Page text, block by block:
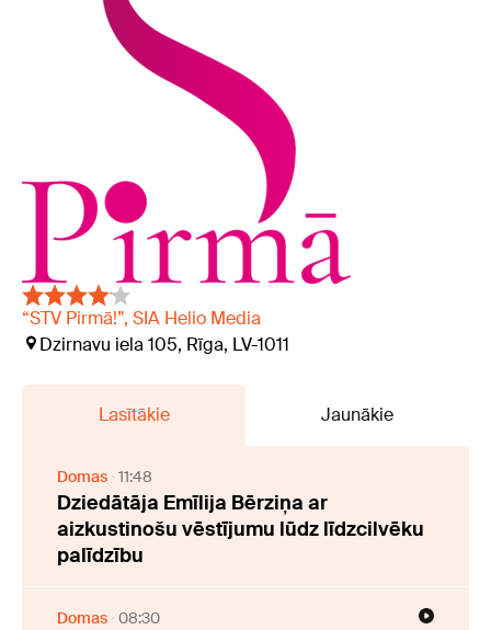
“STV Pirmā!”, SIA Helio Media
Dzirnavu iela 105, Rīga, LV-1011
Lasītākie Jaunākie
Domas 11:48
Dziedātāja Emīlija Bērziņa ar
aizkustinošu vēstījumu lūdz līdzcilvēku
palīdzību
Domas 08:30